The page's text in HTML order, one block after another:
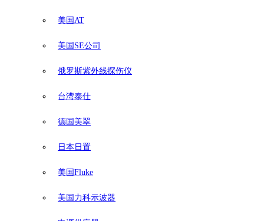
美国AT
美国SE公司
俄罗斯紫外线探伤仪
台湾泰仕
德国美翠
日本日置
美国Fluke
美国力科示波器